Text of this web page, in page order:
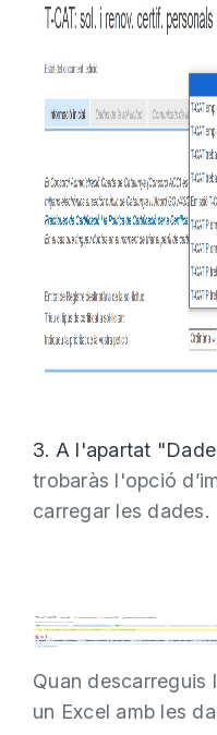
3. A l'apartat
trobaràs l'opció
carregar les dades.
Quan descarreguis
un Excel amb les